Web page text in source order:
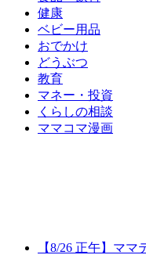
健康
ベビー用品
おでかけ
どうぶつ
教育
マネー・投資
くらしの相談
ママコマ漫画
【8/26 正午】マ